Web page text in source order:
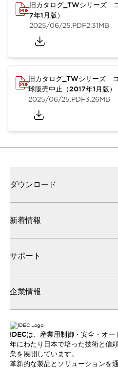
旧カタログ_TWシリーズ
7年1月版）
2025/06/25.PDF2.31MB
旧カタログ_TWシリーズ
球販売中止（2017年1月版）
2025/06/25.PDF3.26MB
ダウンロード
新着情報
サポート
企業情報
IDECは、産業用制御・安全・オ
年にわたり日本で培った技術と信
業を展開しています。
革新的な製品とソリューションを